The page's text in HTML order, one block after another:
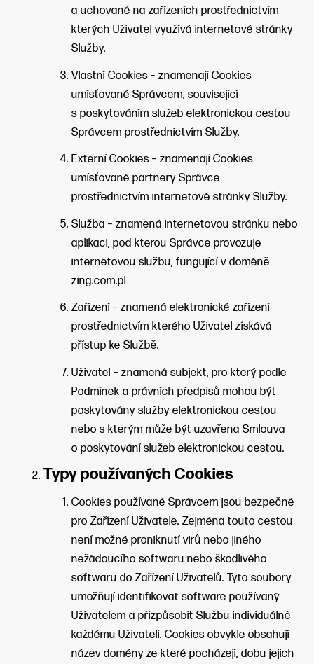
a uchované na zařízeních prostřednictvím
kterých Uživatel využívá internetové stránky
Služby.
Vlastní Cookies – znamenají Cookies
umísťované Správcem, související
s poskytováním služeb elektronickou cestou
Správcem prostřednictvím Služby.
Externí Cookies – znamenají Cookies
umísťované partnery Správce
prostřednictvím internetové stránky Služby.
Služba – znamená internetovou stránku nebo
aplikaci, pod kterou Správce provozuje
internetovou službu, fungující v doméně
zing.com.pl
Zařízení – znamená elektronické zařízení
prostřednictvím kterého Uživatel získává
přístup ke Službě.
Uživatel – znamená subjekt, pro který podle
Podmínek a právních předpisů mohou být
poskytovány služby elektronickou cestou
nebo s kterým může být uzavřena Smlouva
o poskytování služeb elektronickou cestou.
Typy používaných Cookies
Cookies používané Správcem jsou bezpečné
pro Zařízení Uživatele. Zejména touto cestou
není možné proniknutí virů nebo jiného
nežádoucího softwaru nebo škodlivého
softwaru do Zařízení Uživatelů. Tyto soubory
umožňují identifikovat software používaný
Uživatelem a přizpůsobit Službu individuálně
každému Uživateli. Cookies obvykle obsahují
název domény ze které pocházejí, dobu jejich